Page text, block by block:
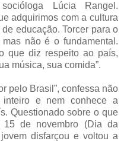
Lúcia Rangel.
adquirimos com a cultura
educação. Torcer para o
não é o fundamental.
que diz respeito ao país,
música, sua comida”.
pelo Brasil”, confessa não
e nem conhece a
Questionado sobre o que
de novembro (Dia da
disfarçou e voltou a